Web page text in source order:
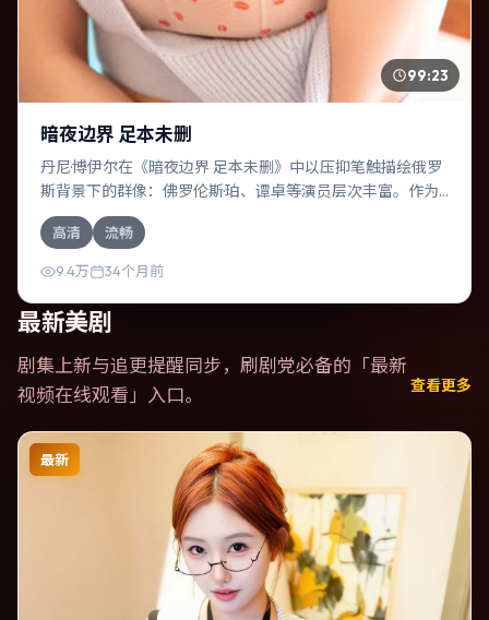
99:23
暗夜边界 足本未删
丹尼·博伊尔在《暗夜边界 足本未删》中以压抑笔触描绘俄罗
斯背景下的群像：佛罗伦斯·珀、谭卓等演员层次丰富。作为
一部惊悚作品，故事从日常裂缝切入，逐步推向不可逆转的
结局；视听语言统一，情感落点克制有力。
高清 流畅
9.4万 34个月前
最新美剧
剧集上新与追更提醒同步，刷剧党必备的「最新
视频在线观看 」入口。 查看更多
最新